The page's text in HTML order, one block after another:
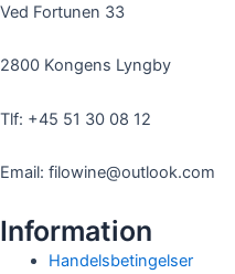
Ved Fortunen 33
2800 Kongens Lyngby
Tlf: +45 51 30 08 12
Email: filowine@outlook.com
Information
Handelsbetingelser